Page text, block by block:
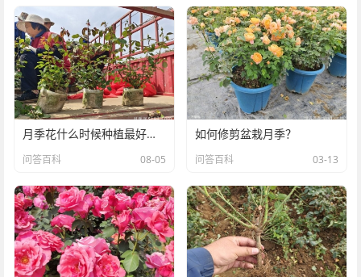
月季花什么时候种植最好？月季最佳种植时间
问答百科 08-05
如何修剪盆栽月季？
问答百科 03-13